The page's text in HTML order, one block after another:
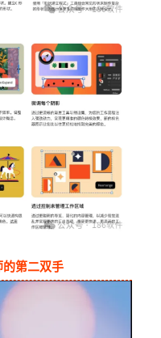
的第二双手